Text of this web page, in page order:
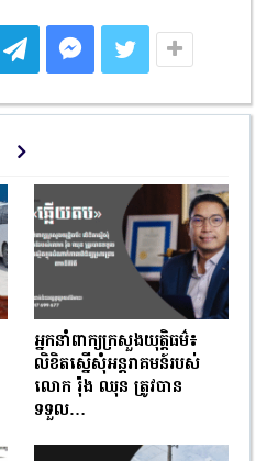
អ្នកនាំពាក្យក្រសួងយុត្តិធម៌៖
លិខិតស្នើសុំអន្តរាគមន៍របស់
លោក រ៉ុង ឈុន ត្រូវបាន
ទទួល…